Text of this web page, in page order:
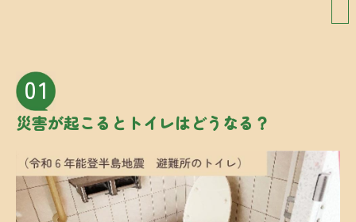
01
災害が起こると トイレはどうなる？